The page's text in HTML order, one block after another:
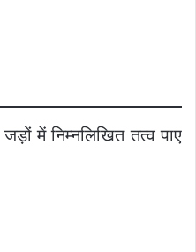
में निम्नलिखित तत्व पाए